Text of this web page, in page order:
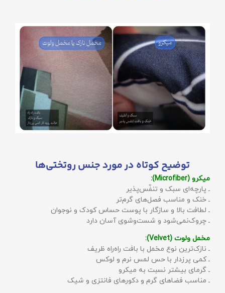
توضیح کوتاه در مورد جنس روتختی‌ها
میکرو (Microfiber):
ـ پارچه‌ای سبک و تنفّس‌پذیر
ـ خنک و مناسب فصل‌های گرم‌تر
ـ لطافت بالا و سازگار با پوست حساس کودک و نوجوان
ـ چروک‌نمی‌شود و شست‌وشوی آسان دارد
مخمل ولوت (Velvet):
ـ نازک‌ترین نوع مخمل با بافت راه‌راه ظریف
ـ کمی پرزدار با حس لمس نرم و لوکس
ـ گرمای بیشتر نسبت به میکرو
ـ مناسب فضاهای گرم و دکورهای فانتزی و شیک